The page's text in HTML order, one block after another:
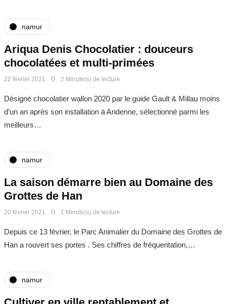
namur
Ariqua Denis Chocolatier : douceurs
chocolatées et multi-primées
22 février 2021 2 Minute(s) de lecture
Désigné chocolatier wallon 2020 par le guide Gault & Millau moins
d’un an après son installation à Andenne, sélectionné parmi les
meilleurs…
namur
La saison démarre bien au Domaine des
Grottes de Han
20 février 2021 1 Minute(s) de lecture
Depuis ce 13 février, le Parc Animalier du Domaine des Grottes de
Han a rouvert ses portes . Ses chiffres de fréquentation,…
namur